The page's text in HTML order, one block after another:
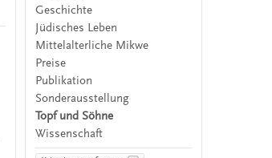
Geschichte
Jüdisches Leben
Mittelalterliche Mikwe
Preise
Publikation
Sonderausstellung
Topf und Söhne
Wissenschaft